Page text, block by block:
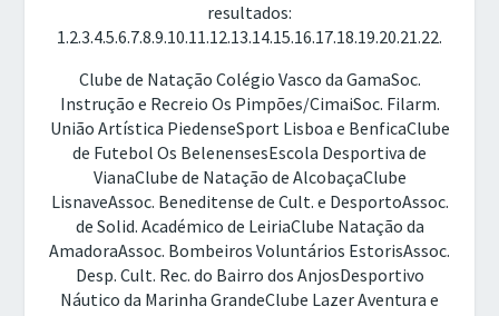
resultados:
1.2.3.4.5.6.7.8.9.10.11.12.13.14.15.16.17.18.19.20.21.22.
Clube de Natação Colégio Vasco da GamaSoc.
Instrução e Recreio Os Pimpões/CimaiSoc. Filarm.
União Artística PiedenseSport Lisboa e BenficaClube
de Futebol Os BelenensesEscola Desportiva de
VianaClube de Natação de AlcobaçaClube
LisnaveAssoc. Beneditense de Cult. e DesportoAssoc.
de Solid. Académico de LeiriaClube Natação da
AmadoraAssoc. Bombeiros Voluntários EstorisAssoc.
Desp. Cult. Rec. do Bairro dos AnjosDesportivo
Náutico da Marinha GrandeClube Lazer Aventura e